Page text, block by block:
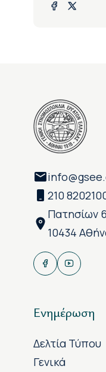
210
Πατησίων
10434
Ενημέρωση
Δελτία Τύπου
Γενικά